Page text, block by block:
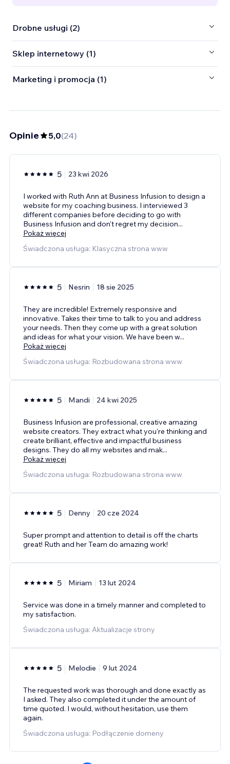
Drobne usługi (2)
Sklep internetowy (1)
Marketing i promocja (1)
Opinie 5,0(24)
5 23 kwi 2026
I worked with Ruth Ann at Business Infusion to design a
website for my coaching business. I interviewed 3
different companies before deciding to go with
Business Infusion and don't regret my decision...
Pokaż więcej
Świadczona usługa: Klasyczna strona www
5 Nesrin 18 sie 2025
They are incredible! Extremely responsive and
innovative. Takes their time to talk to you and address
your needs. Then they come up with a great solution
and ideas for what your vision. We have been w...
Pokaż więcej
Świadczona usługa: Rozbudowana strona www
5 Mandi 24 kwi 2025
Business Infusion are professional, creative amazing
website creators. They extract what you're thinking and
create brilliant, effective and impactful business
designs. They do all my websites and mak...
Pokaż więcej
Świadczona usługa: Rozbudowana strona www
5 Denny 20 cze 2024
Super prompt and attention to detail is off the charts
great! Ruth and her Team do amazing work!
5 Miriam 13 lut 2024
Service was done in a timely manner and completed to
my satisfaction.
Świadczona usługa: Aktualizacje strony
5 Melodie 9 lut 2024
The requested work was thorough and done exactly as
I asked. They also completed it under the amount of
time quoted. I would, without hesitation, use them
again.
Świadczona usługa: Podłączenie domeny